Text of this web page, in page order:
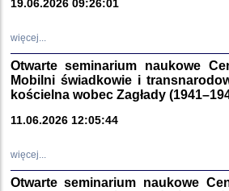
19.06.2026 09:26:01
więcej...
Otwarte seminarium naukowe
Mobilni świadkowie i
kościelna wobec Zagłady
11.06.2026 12:05:44
więcej...
Otwarte seminarium naukowe